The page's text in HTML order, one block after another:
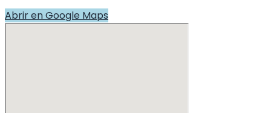
Abrir en Google Maps